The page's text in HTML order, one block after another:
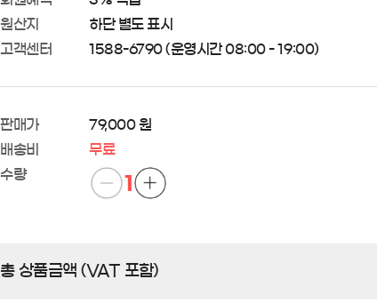
원산지
하단 별도 표시
고객센터
1588-6790 (운영시간 08:00 - 19:00)
판매가
79,000 원
배송비
무료
수량
1
총 상품금액 (VAT 포함)